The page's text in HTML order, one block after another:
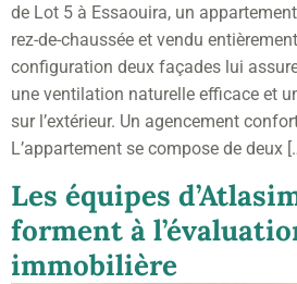
de Lot 5 à Essaouira, un
rez-de-chaussée et vendu
configuration deux façades lui
une ventilation naturelle efficace et
sur l’extérieur. Un agencement
L’appartement se compose de deux
Les équipes
forment à
immobilière